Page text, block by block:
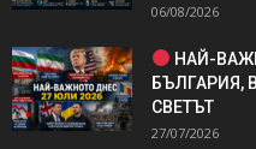
06/08/2026
НАЙ-
БЪЛГАРИЯ,
СВЕТЪТ
27/07/2026